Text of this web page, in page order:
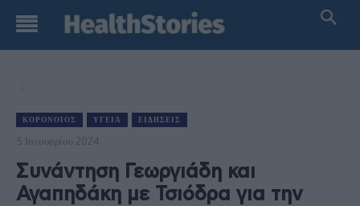
ΚΟΡΟΝΟΙΌΣ ΥΓΕΊΑ ΕΙΔΉΣΕΙΣ
5 Ιανουαρίου 2024
Συνάντηση Γεωργιάδη και
Αγαπηδάκη με Τσιόδρα για την